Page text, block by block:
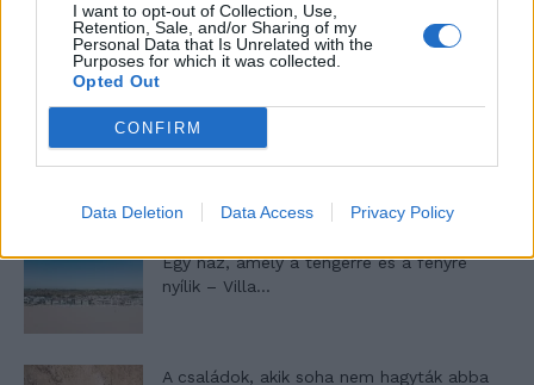
I want to opt-out of Collection, Use,
Retention, Sale, and/or Sharing of my
Personal Data that Is Unrelated with the
Purposes for which it was collected.
Opted Out
CONFIRM
Data Deletion Data Access Privacy Policy
Máltai kaland 7.
10 tanács, ha jobban akarod érezni magad
a hétköznapokban
Egy ház, amely a tengerre és a fényre
nyílik – Villa...
A családok, akik soha nem hagyták abba